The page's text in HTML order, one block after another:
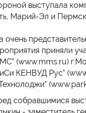
выступала
Марий-Эл и
очень
приняли
(www.mms.ru)
КЕНВУД Рус"
собравшимися